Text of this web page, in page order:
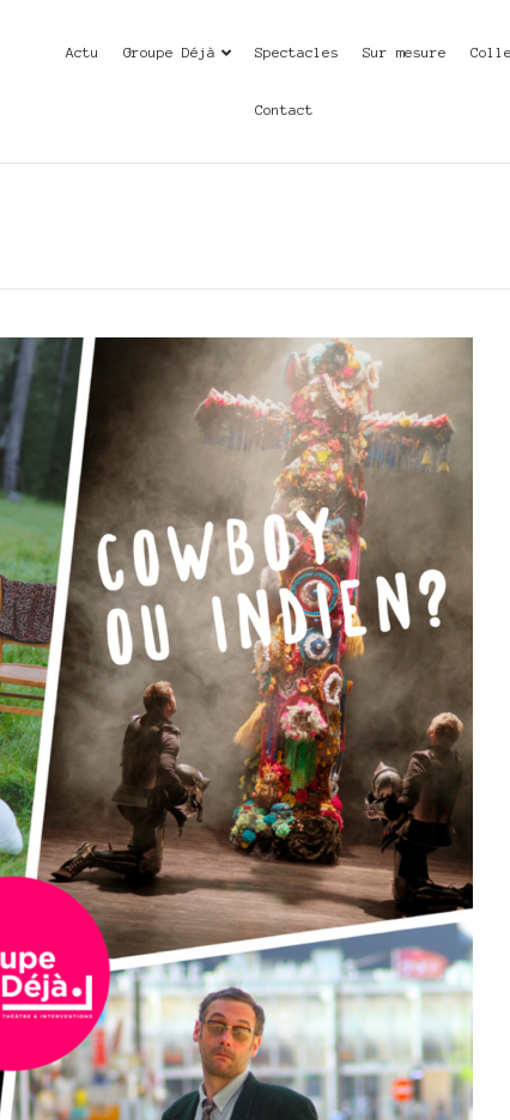
Actu Groupe Déjà Spectacles Sur mesure
Contact